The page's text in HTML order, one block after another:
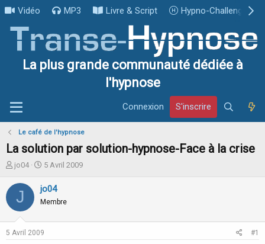
Vidéo MP3 Livre & Script Hypno-Challenge
La plus grande communauté dédiée à
l'hypnose
Connexion S'inscrire
Le café de l'hypnose
La solution par solution-hypnose-Face à la crise
I
i
t
jo04
D
t
d
5 Avril 2009
J jo04
Membre
5 Avril 2009 #1